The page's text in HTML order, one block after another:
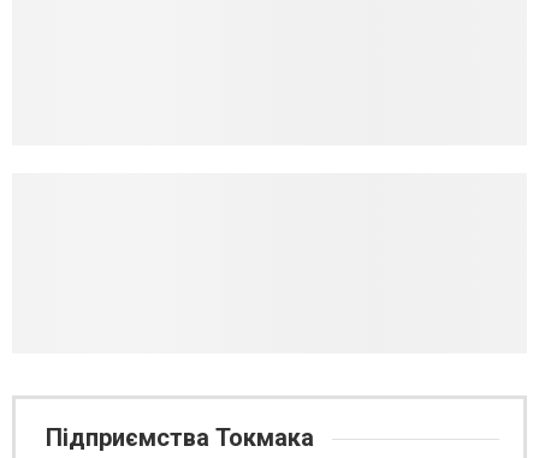
Підприємства Токмака